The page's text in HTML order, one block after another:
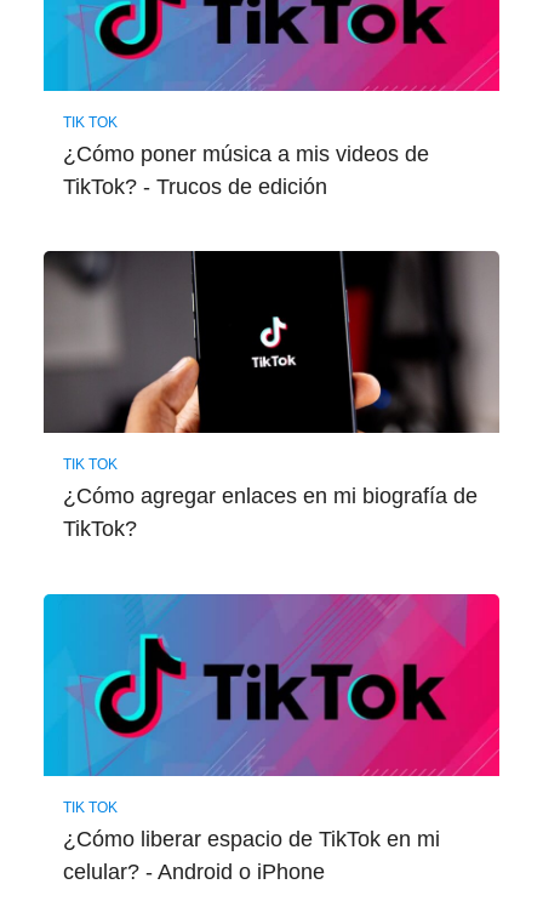
TIK TOK
¿Cómo poner música a mis videos de
TikTok? - Trucos de edición
TIK TOK
¿Cómo agregar enlaces en mi biografía de
TikTok?
TIK TOK
¿Cómo liberar espacio de TikTok en mi
celular? - Android o iPhone